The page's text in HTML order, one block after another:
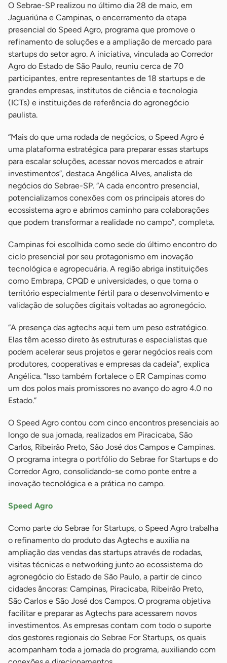
O Sebrae-SP realizou no último dia 28 de maio, em
Jaguariúna e Campinas, o encerramento da etapa
presencial do Speed Agro, programa que promove o
refinamento de soluções e a ampliação de mercado para
startups do setor agro. A iniciativa, vinculada ao Corredor
Agro do Estado de São Paulo, reuniu cerca de 70
participantes, entre representantes de 18 startups e de
grandes empresas, institutos de ciência e tecnologia
(ICTs) e instituições de referência do agronegócio
paulista.
“Mais do que uma rodada de negócios, o Speed Agro é
uma plataforma estratégica para preparar essas startups
para escalar soluções, acessar novos mercados e atrair
investimentos”, destaca Angélica Alves, analista de
negócios do Sebrae-SP. “A cada encontro presencial,
potencializamos conexões com os principais atores do
ecossistema agro e abrimos caminho para colaborações
que podem transformar a realidade no campo”, completa.
Campinas foi escolhida como sede do último encontro do
ciclo presencial por seu protagonismo em inovação
tecnológica e agropecuária. A região abriga instituições
como Embrapa, CPQD e universidades, o que torna o
território especialmente fértil para o desenvolvimento e
validação de soluções digitais voltadas ao agronegócio.
“A presença das agtechs aqui tem um peso estratégico.
Elas têm acesso direto às estruturas e especialistas que
podem acelerar seus projetos e gerar negócios reais com
produtores, cooperativas e empresas da cadeia”, explica
Angélica. “Isso também fortalece o ER Campinas como
um dos polos mais promissores no avanço do agro 4.0 no
Estado.”
O Speed Agro contou com cinco encontros presenciais ao
longo de sua jornada, realizados em Piracicaba, São
Carlos, Ribeirão Preto, São José dos Campos e Campinas.
O programa integra o portfólio do Sebrae for Startups e do
Corredor Agro, consolidando-se como ponte entre a
inovação tecnológica e a prática no campo.
Speed Agro
Como parte do Sebrae for Startups, o Speed Agro trabalha
o refinamento do produto das Agtechs e auxilia na
ampliação das vendas das startups através de rodadas,
visitas técnicas e networking junto ao ecossistema do
agronegócio do Estado de São Paulo, a partir de cinco
cidades âncoras: Campinas, Piracicaba, Ribeirão Preto,
São Carlos e São José dos Campos. O programa objetiva
facilitar e preparar as Agtechs para acessarem novos
investimentos. As empresas contam com todo o suporte
dos gestores regionais do Sebrae For Startups, os quais
acompanham toda a jornada do programa, auxiliando com